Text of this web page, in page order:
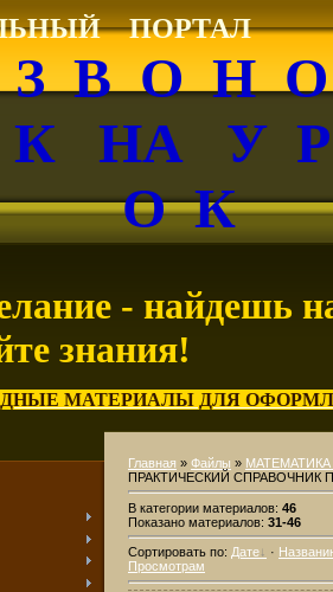
00:38
ПОРТАЛ
З В О Н
К НА У
О К
- найдешь
знания!
МАТЕРИАЛЫ ДЛЯ
Главная » Файлы »
ПРАКТИЧЕСКИЙ СПРАВОЧНИК
В категории материалов: 46
Показано материалов: 31-46
Сортировать по: Дате ·
Просмотрам